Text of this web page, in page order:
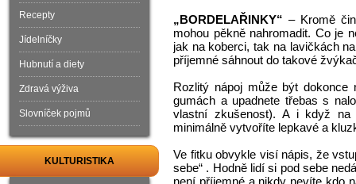
„BORDELAŘINKY“ – Kromě
mohou pěkně nahromadit. Co je
jak na koberci, tak na lavičkách
příjemné sáhnout do takové
Rozlitý nápoj může být
gumách a upadnete třebas s
vlastní zkušenost). A i když na
minimálně vytvoříte lepkavé a
Ve fitku obvykle visí nápis, že
sebe“ . Hodně lidí si pod sebe
není příjemné a nikdy nevíte kdo
Recepty
Jídelníčky
Hubnutí a diety
Zdravá výživa
Slovníček pojmů
KULTURISTIKA